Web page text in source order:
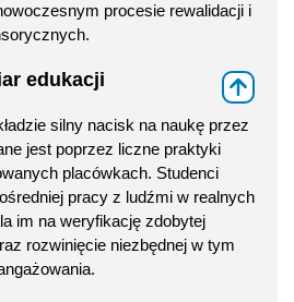
procesie rewalidacji i
edukacji
silny nacisk na naukę przez
jest poprzez liczne praktyki
placówkach. Studenci
pracy z ludźmi w realnych
im na weryfikację zdobytej
rozwinięcie niezbędnej w tym